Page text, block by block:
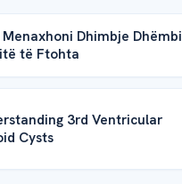
Dhimbje Dhëmbi
të Ftohta
3rd Ventricular
Cysts